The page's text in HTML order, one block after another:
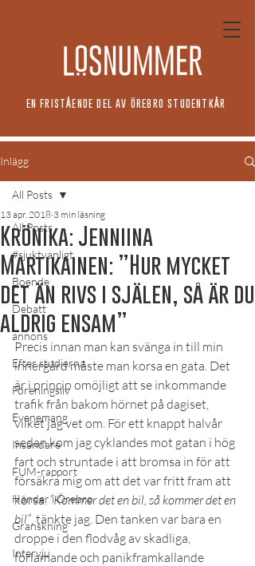
EN FRISTÅENDE DEL AV ÖREBRO STUDENTKÅR
Inlägg
All Posts
#sjuktvanligt
Boende
Debatt
annons
Efter studierna
Föreningsliv
Evenemang
Insändare
FUM-rapport
Händer i Örebro
Granskning
Intervju
All Posts
Krönika: Jenniina
Martikainen: ”Hur mycket
det än rivs i själen, så är du
aldrig ensam”
13 apr. 2018 3 min läsning
Precis innan man kan svänga in till min
innergård måste man korsa en gata. Det
är i princip omöjligt att se inkommande
trafik från bakom hörnet på dagiset,
vilket jag vet om. För ett knappt halvår
sedan kom jag cyklandes mot gatan i hög
fart och struntade i att bromsa in för att
försäkra mig om att det var fritt fram att
korsa. ”Kommer det en bil, så kommer det en
bil”, tänkte jag. Den tanken var bara en
droppe i den flodvåg av skadliga,
förlamande och panikframkallande